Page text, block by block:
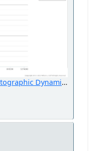
versus ISO Settin.jpg